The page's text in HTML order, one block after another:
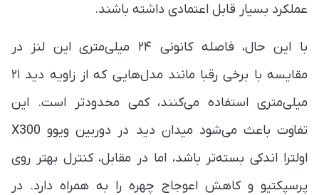
عملکرد بسیار قابل اعتمادی داشته باشند.
با این حال، فاصله کانونی ۲۴ میلی‌متری این لنز در
مقایسه با برخی رقبا مانند مدل‌هایی که از زاویه دید ۲۱
میلی‌متری استفاده می‌کنند، کمی محدودتر است. این
تفاوت باعث می‌شود میدان دید در دوربین ویوو X300
اولترا اندکی بسته‌تر باشد، اما در مقابل، کنترل بهتر روی
پرسپکتیو و کاهش اعوجاج چهره را به همراه دارد. در